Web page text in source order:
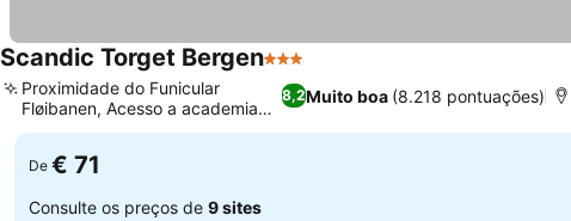
Scandic Torget Bergen3 Estrelas
8,2Muito boa (8.218 pontuações)
Proximidade do Funicular
Fløibanen, Acesso a academia
externa
De € 71
Consulte os preços de 9 sites